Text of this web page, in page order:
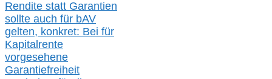
Rendite statt Garantien
sollte auch für bAV
gelten, konkret: Bei für
Kapitalrente
vorgesehene
Garantiefreiheit